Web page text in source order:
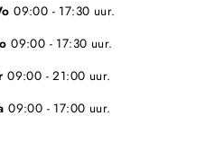
09:00 - 17:30 uur.
09:00 - 17:30 uur.
09:00 - 21:00 uur.
09:00 - 17:00 uur.